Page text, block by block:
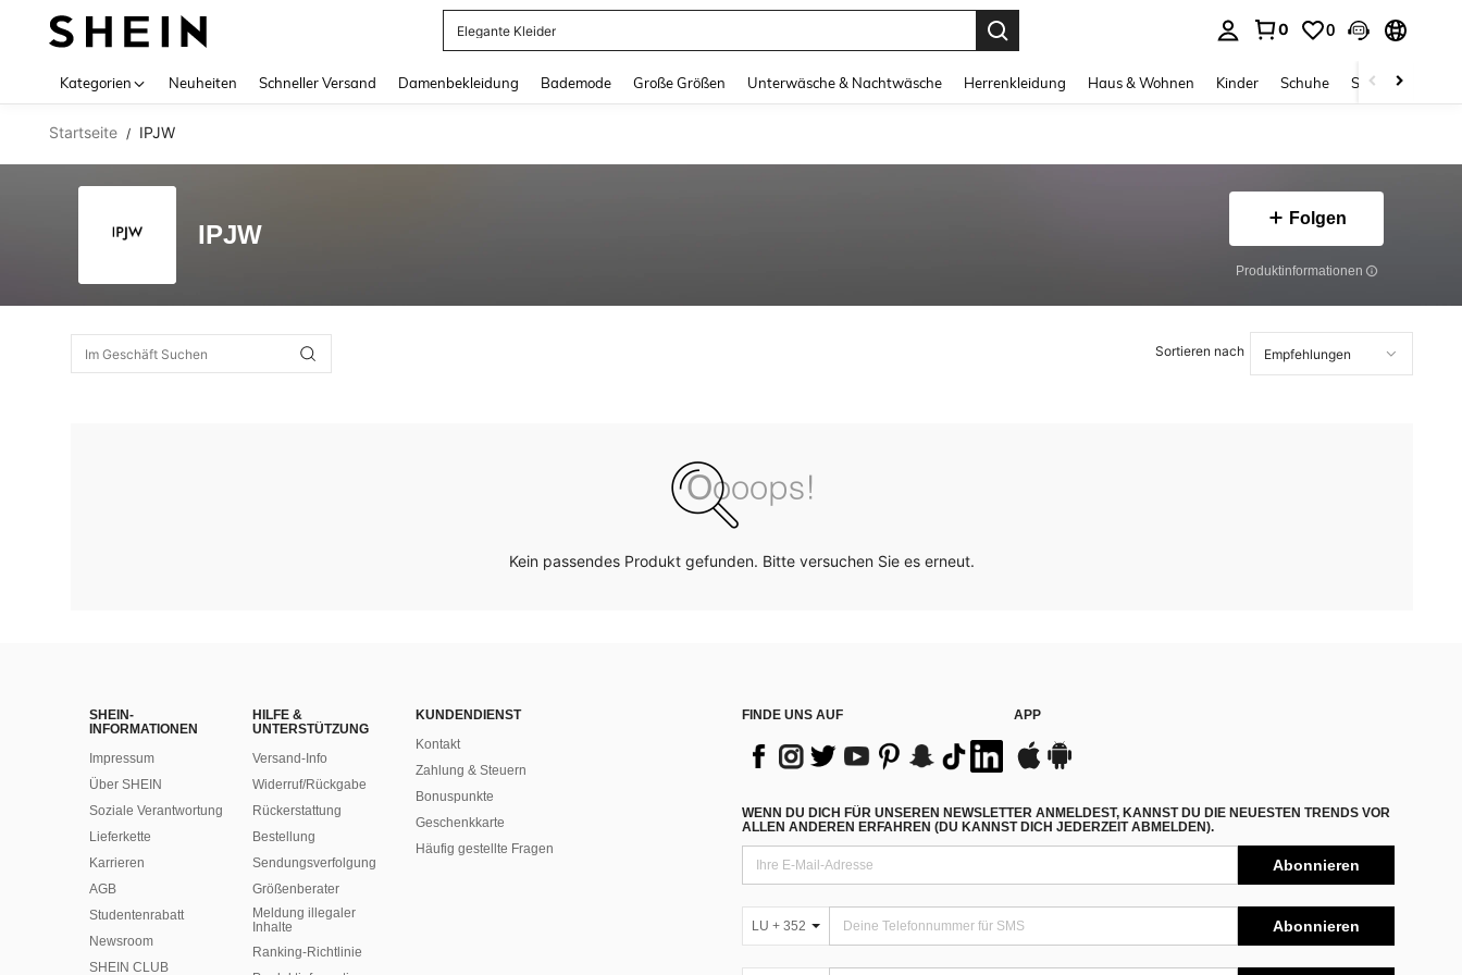
Elegante Kleider
0 0
Kategorien Neuheiten Schneller Versand Damenbekleidung Bademode Große Größen Unterwäsche & Nachtwäsche Herrenkleidung Haus & Wohnen Kinder Schuhe Schmuck &
Startseite / IPJW
IPJW
Folgen
Produktinformationen
Sortieren nach
Kein passendes Produkt gefunden. Bitte versuchen Sie es erneut.
SHEIN-
INFORMATIONEN
Impressum
Über SHEIN
Soziale Verantwortung
Lieferkette
Karrieren
AGB
Studentenrabatt
Newsroom
SHEIN CLUB
HILFE &
UNTERSTÜTZUNG
Versand-Info
Widerruf/Rückgabe
Rückerstattung
Bestellung
Sendungsverfolgung
Größenberater
Meldung illegaler
Inhalte
Ranking-Richtlinie
KUNDENDIENST
Kontakt
Zahlung & Steuern
Bonuspunkte
Geschenkkarte
Häufig gestellte Fragen
FINDE UNS AUF APP
WENN DU DICH FÜR UNSEREN NEWSLETTER ANMELDEST, KANNST DU DIE NEUESTEN TRENDS VOR
ALLEN ANDEREN ERFAHREN (DU KANNST DICH JEDERZEIT ABMELDEN).
Abonnieren
LU + 352 Abonnieren